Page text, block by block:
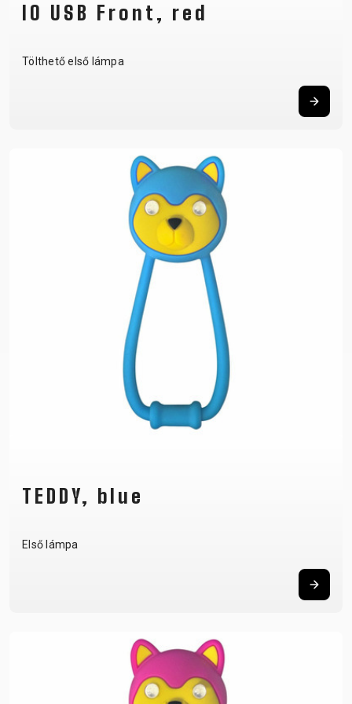
IO USB Front, red
Tölthető első lámpa
TEDDY, blue
Első lámpa